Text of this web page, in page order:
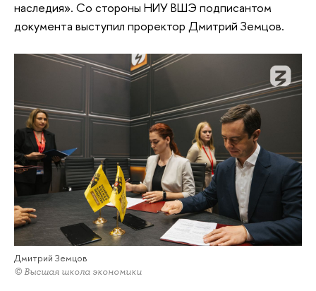
наследия». Со стороны НИУ ВШЭ подписантом
документа выступил проректор Дмитрий Земцов.
Дмитрий Земцов
© Высшая школа экономики